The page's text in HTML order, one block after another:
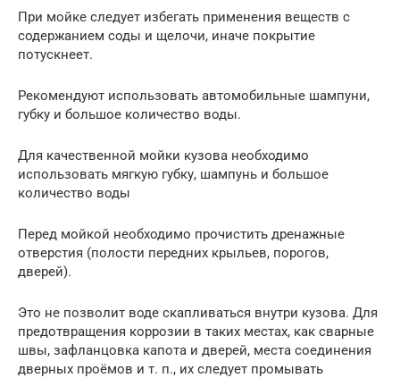
При мойке следует избегать применения веществ с
содержанием соды и щелочи, иначе покрытие
потускнеет.
Рекомендуют использовать автомобильные шампуни,
губку и большое количество воды.
Для качественной мойки кузова необходимо
использовать мягкую губку, шампунь и большое
количество воды
Перед мойкой необходимо прочистить дренажные
отверстия (полости передних крыльев, порогов,
дверей).
Это не позволит воде скапливаться внутри кузова. Для
предотвращения коррозии в таких местах, как сварные
швы, зафланцовка капота и дверей, места соединения
дверных проёмов и т. п., их следует промывать